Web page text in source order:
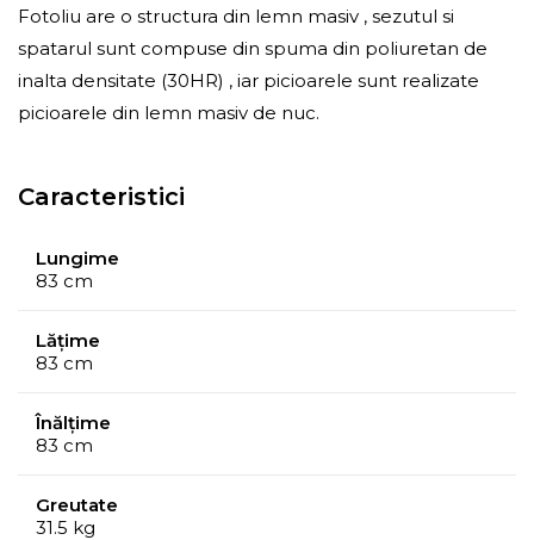
Fotoliu are o structura din lemn masiv , sezutul si
spatarul sunt compuse din spuma din poliuretan de
inalta densitate (30HR) , iar picioarele sunt realizate
picioarele din lemn masiv de nuc.
Caracteristici
Lungime
83 cm
Lățime
83 cm
Înălțime
83 cm
Greutate
31.5 kg